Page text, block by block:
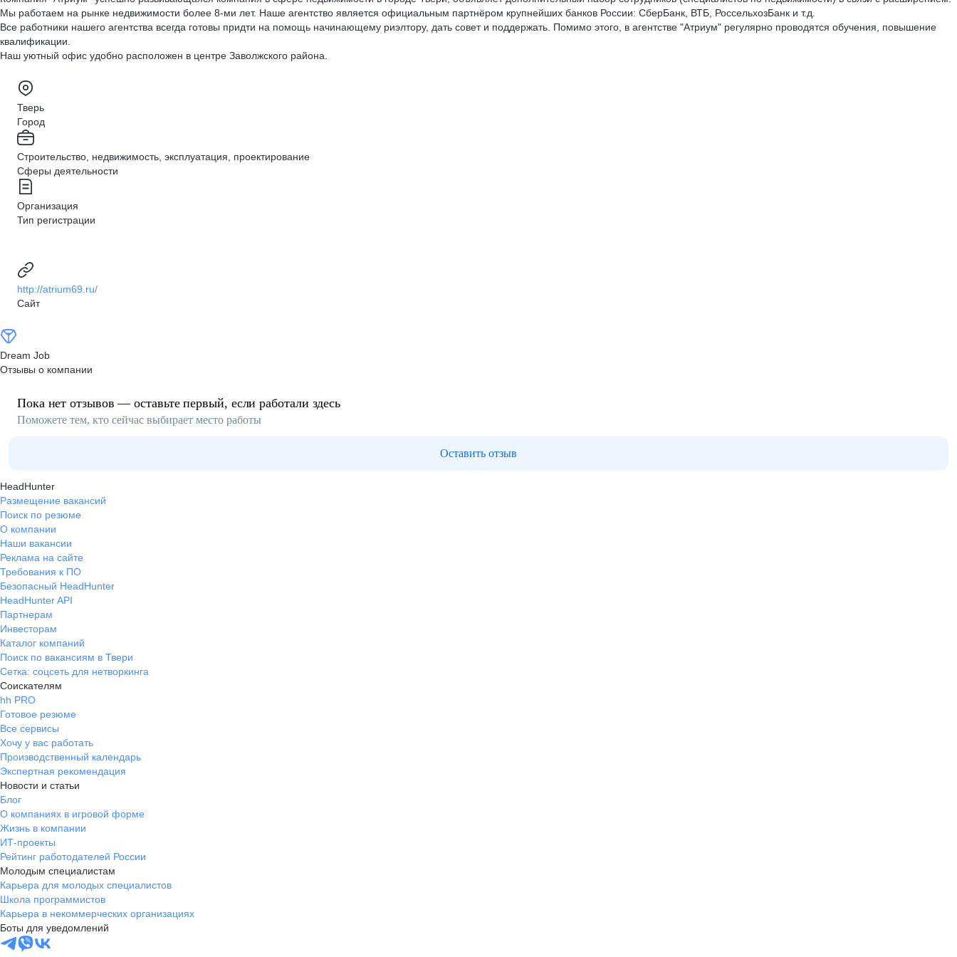
Мы работаем на рынке недвижимости более 8-ми лет. Наше агентство является официальным партнёром крупнейших банков России: СберБанк, ВТБ, РоссельхозБанк и т.д.
Все работники нашего агентства всегда готовы придти на помощь начинающему риэлтору, дать совет и поддержать. Помимо этого, в агентстве "Атриум" регулярно проводятся обучения, повышение
квалификации.
Наш уютный офис удобно расположен в центре Заволжского района.
Тверь
Город
Строительство, недвижимость, эксплуатация, проектирование
Сферы деятельности
Организация
Тип регистрации
http://atrium69.ru/
Сайт
Dream Job
Отзывы о компании
Пока нет отзывов — оставьте первый, если работали здесь
Поможете тем, кто сейчас выбирает место работы
Оставить отзыв
HeadHunter
Размещение вакансий
Поиск по резюме
О компании
Наши вакансии
Реклама на сайте
Требования к ПО
Безопасный HeadHunter
HeadHunter API
Партнерам
Инвесторам
Каталог компаний
Поиск по вакансиям в Твери
Сетка: соцсеть для нетворкинга
Соискателям
hh PRO
Готовое резюме
Все сервисы
Хочу у вас работать
Производственный календарь
Экспертная рекомендация
Новости и статьи
Блог
О компаниях в игровой форме
Жизнь в компании
ИТ-проекты
Рейтинг работодателей России
Молодым специалистам
Карьера для молодых специалистов
Школа программистов
Карьера в некоммерческих организациях
Боты для уведомлений